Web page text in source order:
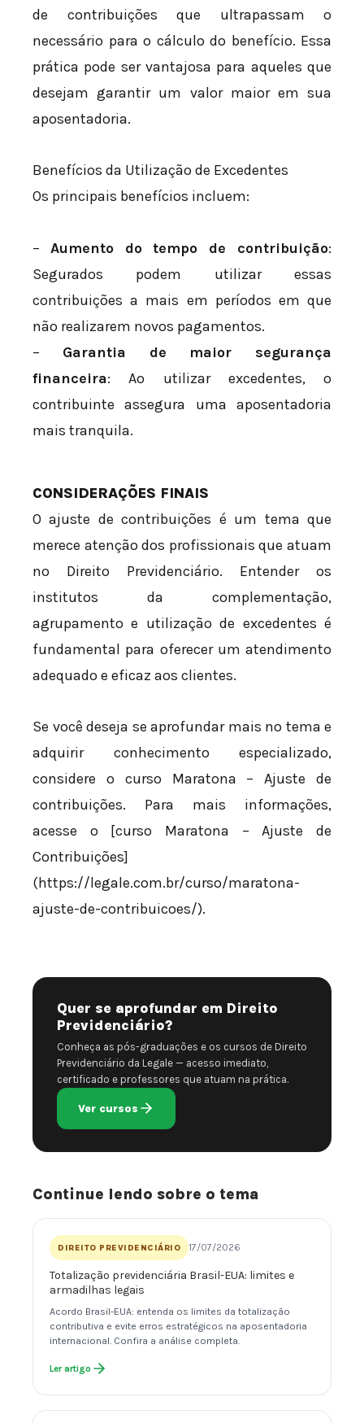
de contribuições que ultrapassam o
necessário para o cálculo do benefício. Essa
prática pode ser vantajosa para aqueles que
desejam garantir um valor maior em sua
aposentadoria.
Benefícios da Utilização de Excedentes
Os principais benefícios incluem:
– Aumento do tempo de contribuição:
Segurados podem utilizar essas
contribuições a mais em períodos em que
não realizarem novos pagamentos.
– Garantia de maior segurança
financeira: Ao utilizar excedentes, o
contribuinte assegura uma aposentadoria
mais tranquila.
CONSIDERAÇÕES FINAIS
O ajuste de contribuições é um tema que
merece atenção dos profissionais que atuam
no Direito Previdenciário. Entender os
institutos da complementação,
agrupamento e utilização de excedentes é
fundamental para oferecer um atendimento
adequado e eficaz aos clientes.
Se você deseja se aprofundar mais no tema e
adquirir conhecimento especializado,
considere o curso Maratona – Ajuste de
contribuições. Para mais informações,
acesse o [curso Maratona – Ajuste de
Contribuições]
(https://legale.com.br/curso/maratona-
ajuste-de-contribuicoes/).
Quer se aprofundar em Direito
Previdenciário?
Conheça as pós-graduações e os cursos de Direito
Previdenciário da Legale — acesso imediato,
certificado e professores que atuam na prática.
Ver cursos
Continue lendo sobre o tema
DIREITO PREVIDENCIÁRIO 17/07/2026
Totalização previdenciária Brasil-EUA: limites e
armadilhas legais
Acordo Brasil-EUA: entenda os limites da totalização
contributiva e evite erros estratégicos na aposentadoria
internacional. Confira a análise completa.
Ler artigo